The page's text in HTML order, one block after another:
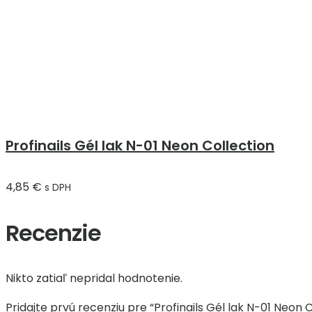
Profinails Gél lak N-01 Neon Collection
4,85 € s DPH
Recenzie
Nikto zatiaľ nepridal hodnotenie.
Pridajte prvú recenziu pre “Profinails Gél lak N-01 Neon